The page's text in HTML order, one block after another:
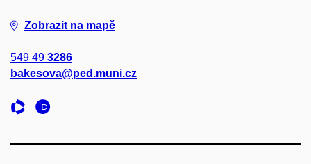
Zobrazit na mapě
549 49 3286
bakesova@ped.muni.cz